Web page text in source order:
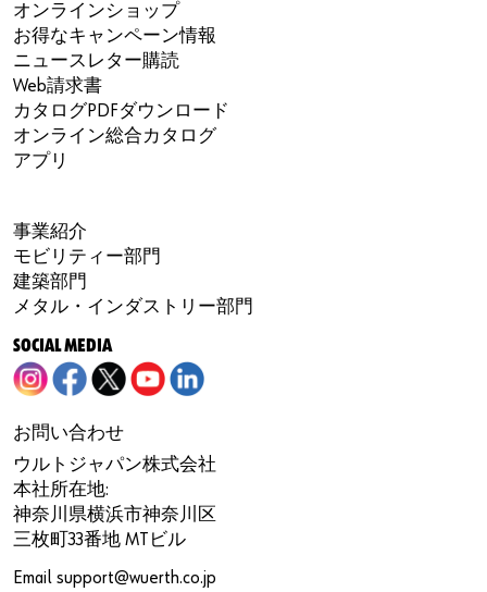
オンラインショップ
お得なキャンペーン情報
ニュースレター購読
Web請求書
カタログPDFダウンロード
オンライン総合カタログ
アプリ
事業紹介
モビリティー部門
建築部門
メタル・インダストリー部門
SOCIAL MEDIA
お問い合わせ
ウルトジャパン株式会社
本社所在地:
神奈川県横浜市神奈川区
三枚町33番地 MTビル
Email support@wuerth.co.jp